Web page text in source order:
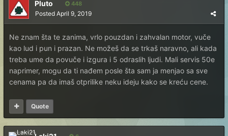
Pluto 448
Posted April 9, 2019
Ne znam šta te zanima, vrlo pouzdan i zahvalan motor, vuče
kao lud i pun i prazan. Ne možeš da se trkaš naravno, ali kada
treba ume da povuče i izgura i 5 odraslih ljudi. Mali servis 50e
naprimer, mogu da ti nađem posle šta sam ja menjao sa sve
cenama pa da imaš otprilike neku ideju kako se kreću cene.
Quote